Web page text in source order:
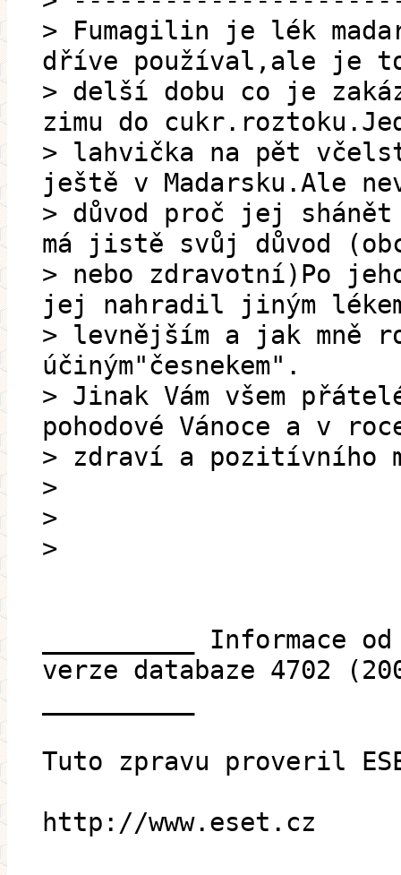
> Fumagilin je lék
dříve používal,ale je
> delší dobu co je
zimu do
> lahvička na pět
ještě v Madarsku.Ale
> důvod proč jej shánět
má jistě svůj důvod
> nebo zdravotní)Po
jej nahradil jiným
> levnějším a jak mně
účiným"česnekem".
> Jinak Vám všem
pohodové Vánoce a v
> zdraví a pozitívního
>
>
>
__________ Informace
verze databaze 4702
Tuto zpravu proveril
http://www.eset.cz